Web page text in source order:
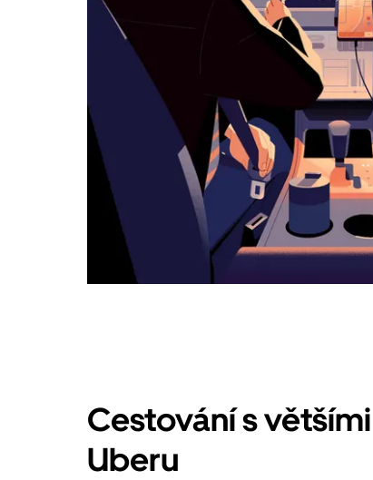
Cestování s
Uberu